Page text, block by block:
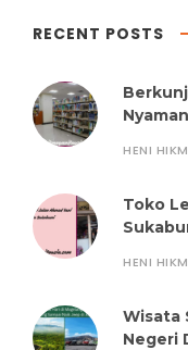
RECENT POSTS
HENI
Toko
HENI
Wisata
Negeri